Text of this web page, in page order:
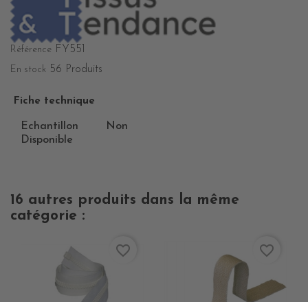
Référence FY551
En stock 56 Produits
Fiche technique
Echantillon
Disponible
Non
16 autres produits dans la même
catégorie :
favorite_border favorite_border